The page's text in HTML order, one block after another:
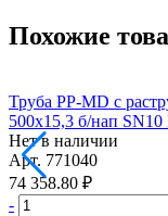
Похожие
Труба PP-MD с
500х15,3 б/нап
Нет в наличии
Арт. 771040
74 358.80 ₽
-